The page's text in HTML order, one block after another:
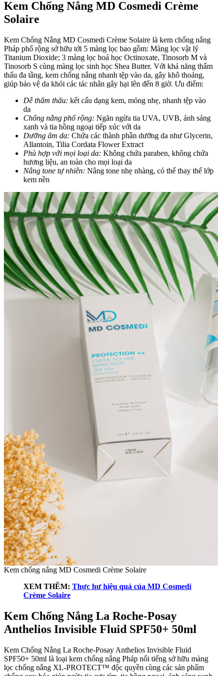
Kem Chống Nắng MD Cosmedi Crème
Solaire
Kem Chống Nắng MD Cosmedi Crème Solaire là kem chống nắng
Pháp phổ rộng sở hữu tới 5 màng lọc bao gồm: Màng lọc vật lý
Titanium Dioxide; 3 màng lọc hoá học Octinoxate, Tinosorb M và
Tinosorb S cùng màng lọc sinh học Shea Butter. Với khả năng thẩm
thấu đa tầng, kem chống nắng nhanh tệp vào da, gây khô thoáng,
giúp bảo vệ da khỏi các tác nhân gây hại lên đến 8 giờ. Ưu điểm:
Dễ thẩm thấu: kết cấu dạng kem, mỏng nhẹ, nhanh tệp vào
da
Chống nắng phổ rộng: Ngăn ngừa tia UVA, UVB, ánh sáng
xanh và tia hồng ngoại tiếp xúc với da
Dưỡng ẩm da: Chứa các thành phần dưỡng da như Glycerin,
Allantoin, Tilia Cordata Flower Extract
Phù hợp với mọi loại da: Không chứa paraben, không chứa
hương liệu, an toàn cho mọi loại da
Nâng tone tự nhiên: Nâng tone nhẹ nhàng, có thể thay thế lớp
kem nền
Kem chống nắng MD Cosmedi Crème Solaire
XEM THÊM: Thực hư hiệu quả của MD Cosmedi
Crème Solaire
Kem Chống Nắng La Roche-Posay
Anthelios Invisible Fluid SPF50+ 50ml
Kem Chống Nắng La Roche-Posay Anthelios Invisible Fluid
SPF50+ 50ml là loại kem chống nắng Pháp nổi tiếng sở hữu màng
lọc chống nắng XL-PROTECT™ độc quyền cùng các sản phẩm